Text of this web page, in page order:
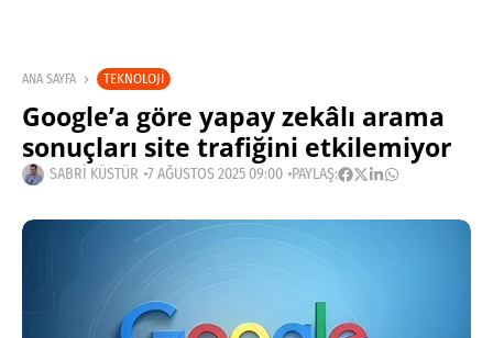
ANA SAYFA TEKNOLOJI
Google’a göre yapay zekâlı arama
sonuçları site trafiğini etkilemiyor
SABRI KÜSTÜR 7 AĞUSTOS 2025 09:00 PAYLAŞ: